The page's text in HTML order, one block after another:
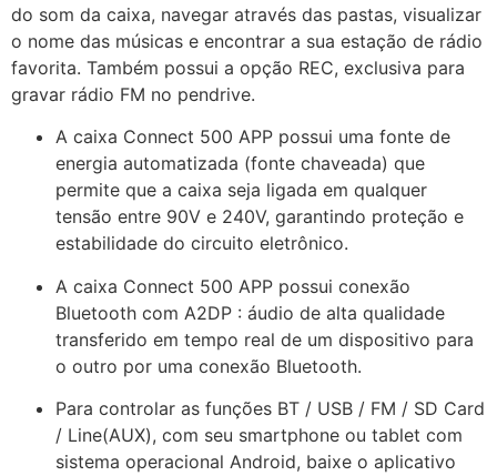
do som da caixa, navegar através das pastas, visualizar
o nome das músicas e encontrar a sua estação de rádio
favorita. Também possui a opção REC, exclusiva para
gravar rádio FM no pendrive.
A caixa Connect 500 APP possui uma fonte de
energia automatizada (fonte chaveada) que
permite que a caixa seja ligada em qualquer
tensão entre 90V e 240V, garantindo proteção e
estabilidade do circuito eletrônico.
A caixa Connect 500 APP possui conexão
Bluetooth com A2DP : áudio de alta qualidade
transferido em tempo real de um dispositivo para
o outro por uma conexão Bluetooth.
Para controlar as funções BT / USB / FM / SD Card
/ Line(AUX), com seu smartphone ou tablet com
sistema operacional Android, baixe o aplicativo